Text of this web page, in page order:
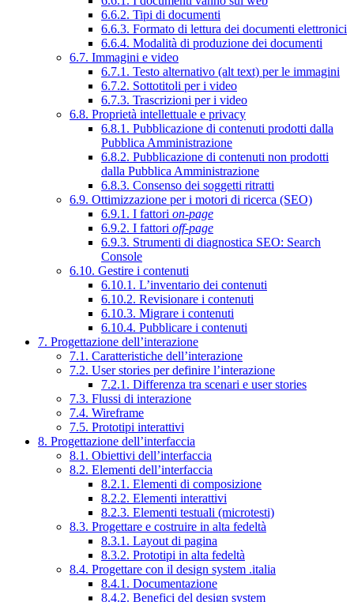
6.6.2. Tipi di documenti
6.6.3. Formato di lettura dei documenti elettronici
6.6.4. Modalità di produzione dei documenti
6.7. Immagini e video
6.7.1. Testo alternativo (alt text) per le immagini
6.7.2. Sottotitoli per i video
6.7.3. Trascrizioni per i video
6.8. Proprietà intellettuale e privacy
6.8.1. Pubblicazione di contenuti prodotti dalla
Pubblica Amministrazione
6.8.2. Pubblicazione di contenuti non prodotti
dalla Pubblica Amministrazione
6.8.3. Consenso dei soggetti ritratti
6.9. Ottimizzazione per i motori di ricerca (SEO)
6.9.1. I fattori on-page
6.9.2. I fattori off-page
6.9.3. Strumenti di diagnostica SEO: Search
Console
6.10. Gestire i contenuti
6.10.1. L’inventario dei contenuti
6.10.2. Revisionare i contenuti
6.10.3. Migrare i contenuti
6.10.4. Pubblicare i contenuti
7. Progettazione dell’interazione
7.1. Caratteristiche dell’interazione
7.2. User stories per definire l’interazione
7.2.1. Differenza tra scenari e user stories
7.3. Flussi di interazione
7.4. Wireframe
7.5. Prototipi interattivi
8. Progettazione dell’interfaccia
8.1. Obiettivi dell’interfaccia
8.2. Elementi dell’interfaccia
8.2.1. Elementi di composizione
8.2.2. Elementi interattivi
8.2.3. Elementi testuali (microtesti)
8.3. Progettare e costruire in alta fedeltà
8.3.1. Layout di pagina
8.3.2. Prototipi in alta fedeltà
8.4. Progettare con il design system .italia
8.4.1. Documentazione
8.4.2. Benefici del design system